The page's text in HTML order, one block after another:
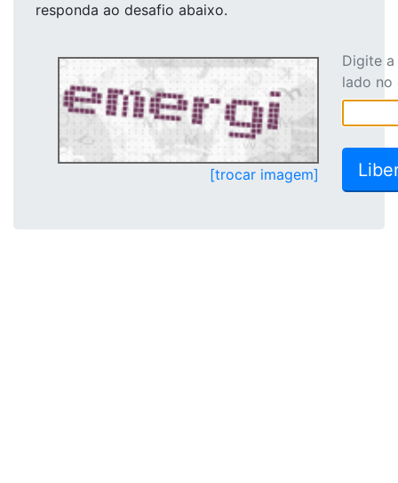
responda ao desafio abaixo.
[trocar imagem]
Digite
lado no